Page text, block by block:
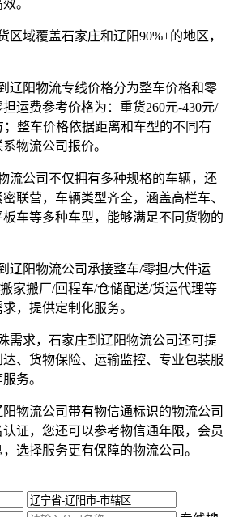
。
区域覆盖石家庄和辽阳90%+的地区，
辽阳物流专线价格分为整车价格和零
运费参考价格为： 重货260元-430元/
；整车价格依据距离和车型的不同有
物流公司报价。
流公司不仅拥有多种规格的车辆，还
联营，车辆类型齐全，涵盖高栏车、
车等多种车型，能够满足不同货物的
辽阳物流公司承接整车/零担/大件运
家搬厂/回程车/仓储配送/货运代理等
，提供定制化服务。
需求，石家庄到辽阳物流公司还可提
、货物保险、运输监控、专业包装服
务。
物流公司带有物信通标识的物流公司
证，您还可以参考物信通年限，会员
选择服务更有保障的物流公司。